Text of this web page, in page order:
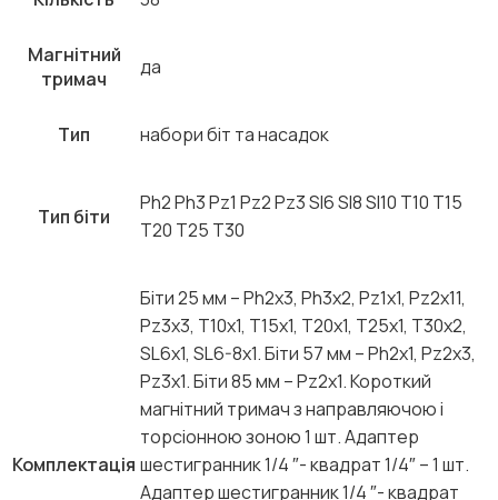
Магнітний
тримач
да
Тип набори біт та насадок
Тип біти
Ph2 Ph3 Pz1 Pz2 Pz3 Sl6 Sl8 Sl10 T10 T15
T20 T25 T30
Комплектація
Біти 25 мм – Ph2х3, Ph3х2, Pz1х1, Pz2х11,
Pz3х3, T10х1, T15х1, T20х1, T25х1, T30х2,
SL6х1, SL6-8х1. Біти 57 мм – Ph2х1, Pz2х3,
Pz3х1. Біти 85 мм – Pz2х1. Короткий
магнітний тримач з направляючою і
торсіонною зоною 1 шт. Адаптер
шестигранник 1/4 ″- квадрат 1/4″ – 1 шт.
Адаптер шестигранник 1/4 ″- квадрат